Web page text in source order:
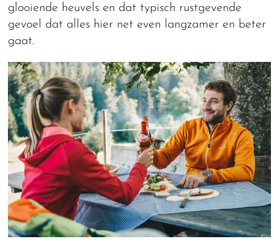
glooiende heuvels en dat typisch rustgevende
gevoel dat alles hier net even langzamer en beter
gaat.